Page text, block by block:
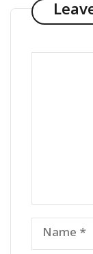
Name